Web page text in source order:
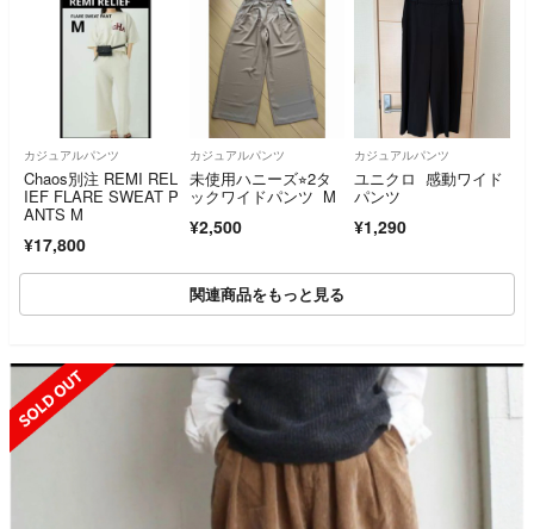
カジュアルパンツ
Chaos別注 REMI REL
IEF FLARE SWEAT P
ANTS M
¥17,800
カジュアルパンツ
未使用ハニーズ⭐︎2タ
ックワイドパンツ M
¥2,500
カジュアルパンツ
ユニクロ 感動ワイド
パンツ
¥1,290
関連商品をもっと見る
SOLD OUT